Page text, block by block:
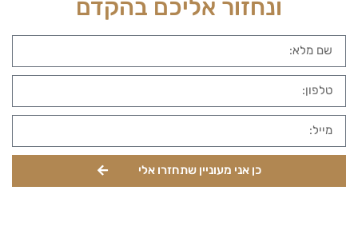
ונחזור אליכם בהקדם
כן אני מעוניין שתחזרו אלי